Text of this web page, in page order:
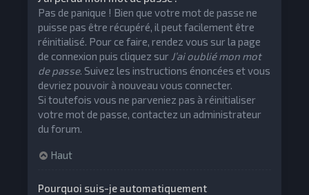
Pas de panique ! Bien que votre mot de passe ne
puisse pas être récupéré, il peut facilement être
réinitialisé. Pour ce faire, rendez vous sur la page
de connexion puis cliquez sur J’ai oublié mon mot
de passe. Suivez les instructions énoncées et vous
devriez pouvoir à nouveau vous connecter.
Si toutefois vous ne parveniez pas à réinitialiser
votre mot de passe, contactez un administrateur
du forum.
Haut
Pourquoi suis-je automatiquement